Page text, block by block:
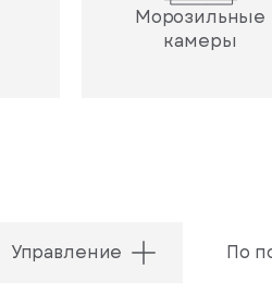
Морозильные
камеры
Управление По